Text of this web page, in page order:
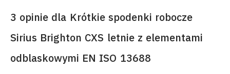
3 opinie dla Krótkie spodenki robocze
Sirius Brighton CXS letnie z elementami
odblaskowymi EN ISO 13688